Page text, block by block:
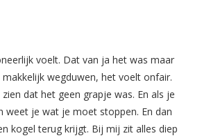
voelt. Dat van ja het was maar
wegduwen, het voelt onfair.
dat het geen grapje was. En als je
weet je wat je moet stoppen. En dan
kogel terug krijgt. Bij mij zit alles diep